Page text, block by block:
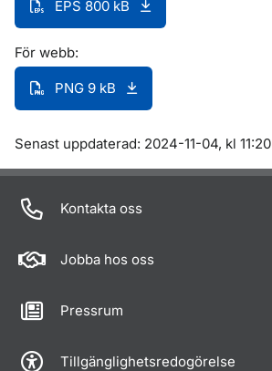
EPS 800 kB
För webb:
PNG 9 kB
Om sidan
Senast uppdaterad: 2024-11-04, kl 11:20
Kontakta oss
Jobba hos oss
Pressrum
Tillgänglighetsredogörelse